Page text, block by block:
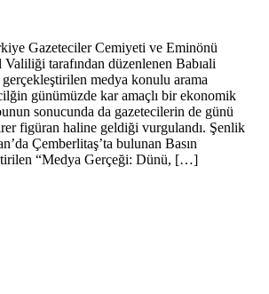
Gazeteciler Cemiyeti ve Eminönü
tarafından düzenlenen Babıali
medya konulu arama
günümüzde kar amaçlı bir ekonomik
sonucunda da gazetecilerin de günü
figüran haline geldiği vurgulandı. Şenlik
Çemberlitaş’ta bulunan Basın
“Medya Gerçeği: Dünü, […]